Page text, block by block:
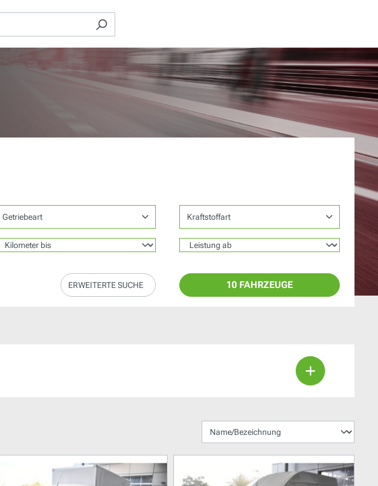
Getriebeart Kraftstoffart
ERWEITERTE SUCHE 10 FAHRZEUGE